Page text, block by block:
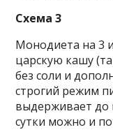
Схема 3
Монодиета на 3
царскую кашу
без соли и
строгий режим
выдерживает до
сутки можно и